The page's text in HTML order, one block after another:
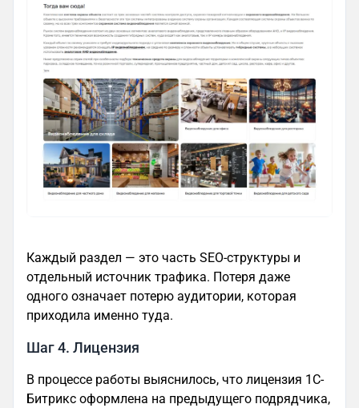
Каждый раздел — это часть SEO-структуры и
отдельный источник трафика. Потеря даже
одного означает потерю аудитории, которая
приходила именно туда.
Шаг 4. Лицензия
В процессе работы выяснилось, что лицензия 1С-
Битрикс оформлена на предыдущего подрядчика,